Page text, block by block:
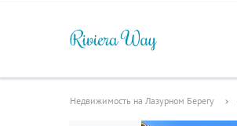
Недвижимость на Лазурном Берегу